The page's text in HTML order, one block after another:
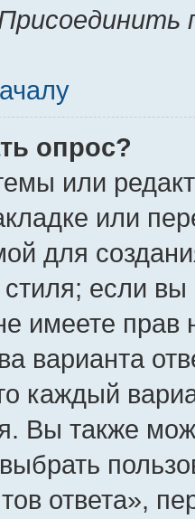
опрос?
или
или
для
если
имеете прав
варианта
каждый
Вы также
ответа»,